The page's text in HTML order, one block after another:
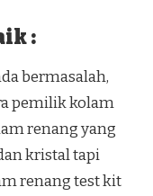
:
bermasalah,
pemilik kolam
renang yang
kristal tapi
renang test kit